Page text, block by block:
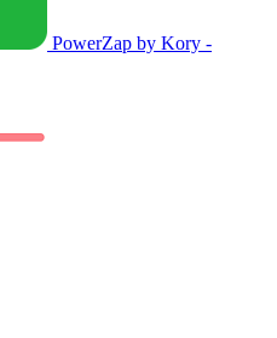
PowerZap by Kory -